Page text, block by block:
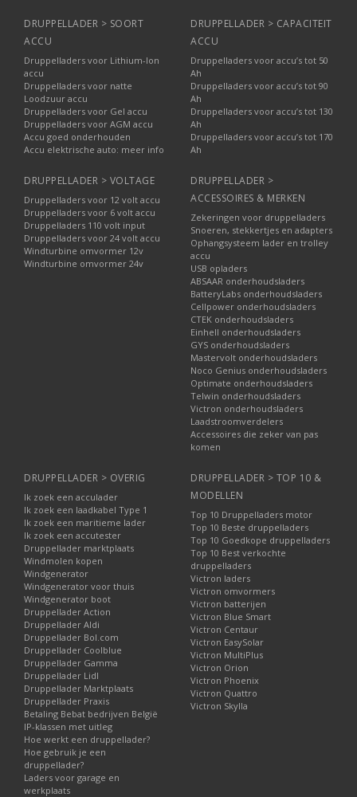
DRUPPELLADER > SOORT
ACCU
Druppelladers voor Lithium-Ion
accu
Druppelladers voor natte
Loodzuur accu
Druppelladers voor Gel accu
Druppelladers voor AGM accu
Accu goed onderhouden
Accu elektrische auto: meer info
DRUPPELLADER > CAPACITEIT
ACCU
Druppelladers voor accu’s tot 50
Ah
Druppelladers voor accu’s tot 90
Ah
Druppelladers voor accu’s tot 130
Ah
Druppelladers voor accu’s tot 170
Ah
DRUPPELLADER > VOLTAGE
Druppelladers voor 12 volt accu
Druppelladers voor 6 volt accu
Druppelladers 110 volt input
Druppelladers voor 24 volt accu
Windturbine omvormer 12v
Windturbine omvormer 24v
DRUPPELLADER >
ACCESSOIRES & MERKEN
Zekeringen voor druppelladers
Snoeren, stekkertjes en adapters
Ophangsysteem lader en trolley
accu
USB opladers
ABSAAR onderhoudsladers
BatteryLabs onderhoudsladers
Cellpower onderhoudsladers
CTEK onderhoudsladers
Einhell onderhoudsladers
GYS onderhoudsladers
Mastervolt onderhoudsladers
Noco Genius onderhoudsladers
Optimate onderhoudsladers
Telwin onderhoudsladers
Victron onderhoudsladers
Laadstroomverdelers
Accessoires die zeker van pas
komen
DRUPPELLADER > OVERIG
Ik zoek een acculader
Ik zoek een laadkabel Type 1
Ik zoek een maritieme lader
Ik zoek een accutester
Druppellader marktplaats
Windmolen kopen
Windgenerator
Windgenerator voor thuis
Windgenerator boot
Druppellader Action
Druppellader Aldi
Druppellader Bol.com
Druppellader Coolblue
Druppellader Gamma
Druppellader Lidl
Druppellader Marktplaats
Druppellader Praxis
Betaling Bebat bedrijven België
IP-klassen met uitleg
Hoe werkt een druppellader?
Hoe gebruik je een
druppellader?
Laders voor garage en
werkplaats
DRUPPELLADER > TOP 10 &
MODELLEN
Top 10 Druppelladers motor
Top 10 Beste druppelladers
Top 10 Goedkope druppelladers
Top 10 Best verkochte
druppelladers
Victron laders
Victron omvormers
Victron batterijen
Victron Blue Smart
Victron Centaur
Victron EasySolar
Victron MultiPlus
Victron Orion
Victron Phoenix
Victron Quattro
Victron Skylla